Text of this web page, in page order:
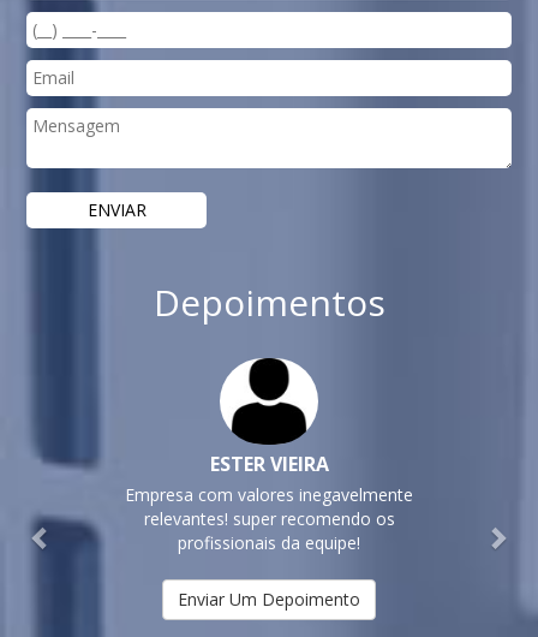
Depoimentos
ESTER VIEIRA
Empresa com valores inegavelmente
relevantes! super recomendo os
profissionais da equipe!
Enviar Um Depoimento